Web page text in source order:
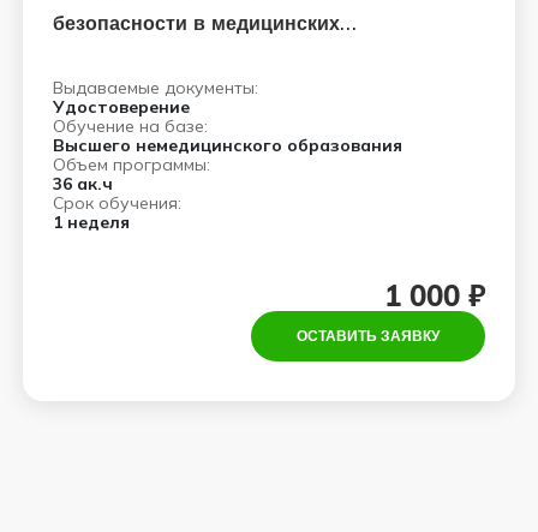
безопасности в медицинских
Выдаваемые документы:
Удостоверение
Обучение на базе:
Высшего немедицинского образования
Объем программы:
36 ак.ч
Срок обучения:
1 неделя
1 000 ₽
ОСТАВИТЬ ЗАЯВКУ